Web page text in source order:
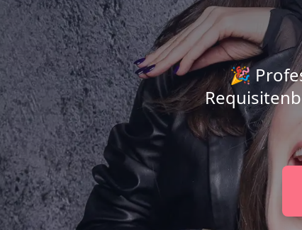
🎉